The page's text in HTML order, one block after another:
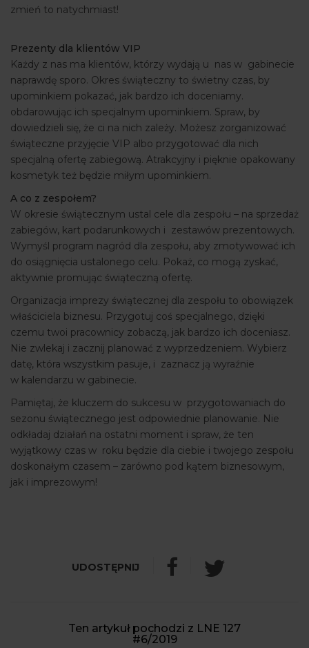
zmień to natychmiast!
Prezenty dla klientów VIP
Każdy z nas ma klientów, którzy wydają u nas w gabinecie
naprawdę sporo. Okres świąteczny to świetny czas, by
upominkiem pokazać, jak bardzo ich doceniamy.
obdarowując ich specjalnym upominkiem. Spraw, by
dowiedzieli się, że ci na nich zależy. Możesz zorganizować
świąteczne przyjęcie VIP albo przygotować dla nich
specjalną ofertę zabiegową. Atrakcyjny i pięknie opakowany
kosmetyk też będzie miłym upominkiem.
A co z zespołem?
W okresie świątecznym ustal cele dla zespołu – na sprzedaż
zabiegów, kart podarunkowych i zestawów prezentowych.
Wymyśl program nagród dla zespołu, aby zmotywować ich
do osiągnięcia ustalonego celu. Pokaż, co mogą zyskać,
aktywnie promując świąteczną ofertę.
Organizacja imprezy świątecznej dla zespołu to obowiązek
właściciela biznesu. Przygotuj coś specjalnego, dzięki
czemu twoi pracownicy zobaczą, jak bardzo ich doceniasz.
Nie zwlekaj i zacznij planować z wyprzedzeniem. Wybierz
datę, która wszystkim pasuje, i zaznacz ją wyraźnie
w kalendarzu w gabinecie.
Pamiętaj, że kluczem do sukcesu w przygotowaniach do
sezonu świątecznego jest odpowiednie planowanie. Nie
odkładaj działań na ostatni moment i spraw, że ten
wyjątkowy czas w roku będzie dla ciebie i twojego zespołu
doskonałym czasem – zarówno pod kątem biznesowym,
jak i imprezowym!
Ten artykuł pochodzi z LNE 127
#6/2019